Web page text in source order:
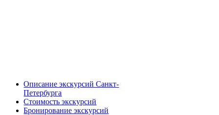
Описание экскурсий Санкт-
Петербурга
Стоимость экскурсий
Бронирование экскурсий